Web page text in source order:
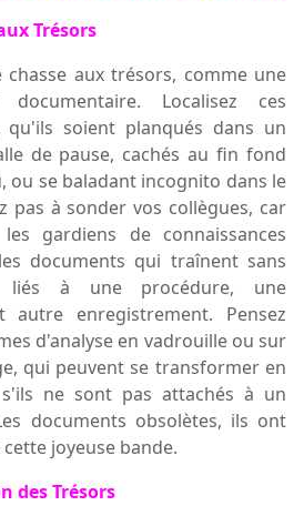
Trésors
aux trésors, comme une
Localisez ces
qu'ils soient planqués dans un
de pause, cachés au fin fond
ou se baladant incognito dans le
pas à sonder vos collègues, car
gardiens de connaissances
documents qui traînent sans
liés à une procédure, une
enregistrement. Pensez
d'analyse en vadrouilleou sur
, qui peuvent se transformer en
ne sont pas attachés à un
documents obsolètes, ils ont
joyeuse bande.
des Trésors